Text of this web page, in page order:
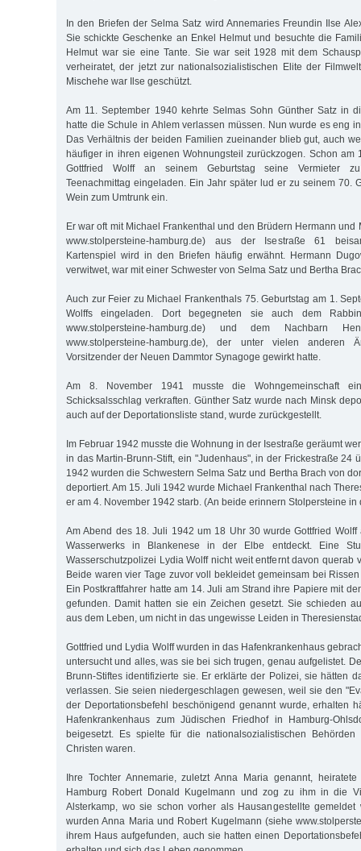
In den Briefen der Selma Satz wird Annemaries Freundin Ilse
Sie schickte Geschenke an Enkel Helmut und besuchte die
Helmut war sie eine Tante. Sie war seit 1928 mit dem
verheiratet, der jetzt zur nationalsozialistischen Elite der
Mischehe war Ilse geschützt.
Am 11. September 1940 kehrte Selmas Sohn Günther Satz in
hatte die Schule in Ahlem verlassen müssen. Nun wurde es eng
Das Verhältnis der beiden Familien zueinander blieb gut, auch
häufiger in ihren eigenen Wohnungsteil zurückzogen. Schon am
Gottfried Wolff an seinem Geburtstag seine Vermieter
Teenachmittag eingeladen. Ein Jahr später lud er zu seinem 70.
Wein zum Umtrunk ein.
Er war oft mit Michael Frankenthal und den Brüdern Hermann und
www.stolpersteine-hamburg.de) aus der Isestraße 61
Kartenspiel wird in den Briefen häufig erwähnt. Hermann
verwitwet, war mit einer Schwester von Selma Satz und Bertha
Auch zur Feier zu Michael Frankenthals 75. Geburtstag am 1.
Wolffs eingeladen. Dort begegneten sie auch dem
www.stolpersteine-hamburg.de) und dem Nachbarn
www.stolpersteine-hamburg.de), der unter vielen
Vorsitzender der Neuen Dammtor Synagoge gewirkt hatte.
Am 8. November 1941 musste die Wohngemeinschaft
Schicksalsschlag verkraften. Günther Satz wurde nach Minsk
auch auf der Deportationsliste stand, wurde zurückgestellt.
Im Februar 1942 musste die Wohnung in der Isestraße geräumt
in das Martin-Brunn-Stift, ein "Judenhaus", in der Frickestraße 24
1942 wurden die Schwestern Selma Satz und Bertha Brach von
deportiert. Am 15. Juli 1942 wurde Michael Frankenthal nach
er am 4. November 1942 starb. (An beide erinnern Stolpersteine in
Am Abend des 18. Juli 1942 um 18 Uhr 30 wurde Gottfried Wolff
Wasserwerks in Blankenese in der Elbe entdeckt. Eine
Wasserschutzpolizei Lydia Wolff nicht weit entfernt davon querab
Beide waren vier Tage zuvor voll bekleidet gemeinsam bei
Ein Postkraftfahrer hatte am 14. Juli am Strand ihre Papiere mit
gefunden. Damit hatten sie ein Zeichen gesetzt. Sie schieden
aus dem Leben, um nicht in das ungewisse Leiden in
Gottfried und Lydia Wolff wurden in das Hafenkrankenhaus
untersucht und alles, was sie bei sich trugen, genau aufgelistet.
Brunn-Stiftes identifizierte sie. Er erklärte der Polizei, sie hätten
verlassen. Sie seien niedergeschlagen gewesen, weil sie den
der Deportationsbefehl beschönigend genannt wurde, erhalten
Hafenkrankenhaus zum Jüdischen Friedhof in Hamburg-
beigesetzt. Es spielte für die nationalsozialistischen
Christen waren.
Ihre Tochter Annemarie, zuletzt Anna Maria genannt,
Hamburg Robert Donald Kugelmann und zog zu ihm in die
Alsterkamp, wo sie schon vorher als Hausangestellte
wurden Anna Maria und Robert Kugelmann (siehe
ihrem Haus aufgefunden, auch sie hatten einen